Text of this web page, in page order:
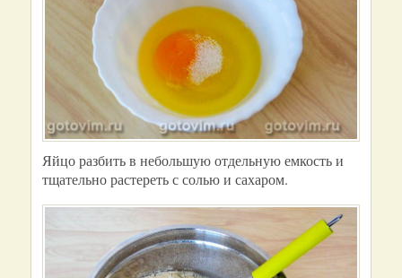
Яйцо разбить в небольшую отдельную емкость и
тщательно растереть с солью и сахаром.